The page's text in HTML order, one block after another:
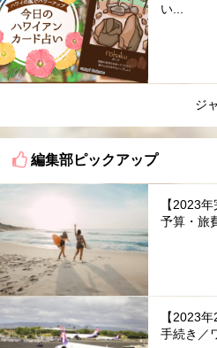
い...
ジ
編集部ピックアップ
【2023
予算・旅
【2023
手続き／